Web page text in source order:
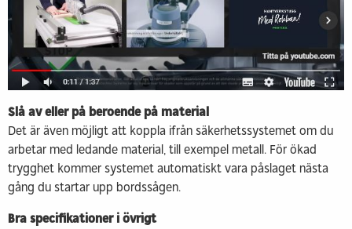
Slå av eller på beroende på material
Det är även möjligt att koppla ifrån säkerhetssystemet om du
arbetar med ledande material, till exempel metall. För ökad
trygghet kommer systemet automatiskt vara påslaget nästa
gång du startar upp bordssågen.
Bra specifikationer i övrigt